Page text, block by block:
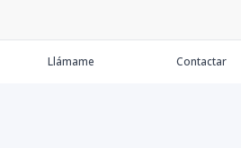
Llámame Contactar